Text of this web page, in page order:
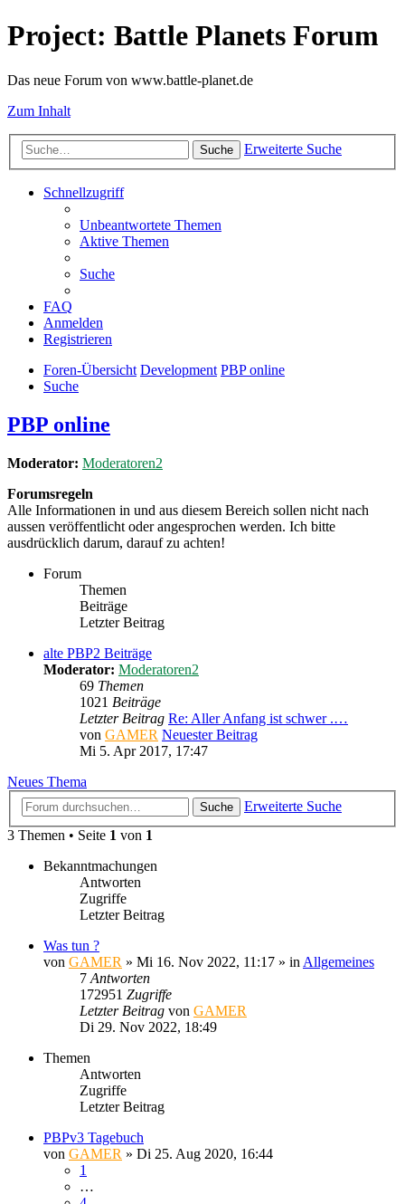
Project: Battle Planets Forum
Das neue Forum von www.battle-planet.de
Zum Inhalt
Suche Erweiterte Suche
Schnellzugriff
Unbeantwortete Themen
Aktive Themen
Suche
FAQ
Anmelden
Registrieren
Foren-Übersicht Development PBP online
Suche
PBP online
Moderator: Moderatoren2
Forumsregeln
Alle Informationen in und aus diesem Bereich sollen nicht nach
aussen veröffentlicht oder angesprochen werden. Ich bitte
ausdrücklich darum, darauf zu achten!
Forum
Themen
Beiträge
Letzter Beitrag
alte PBP2 Beiträge
Moderator: Moderatoren2
69 Themen
1021 Beiträge
Letzter Beitrag Re: Aller Anfang ist schwer .…
von GAMER Neuester Beitrag
Mi 5. Apr 2017, 17:47
Neues Thema
Suche
Erweiterte Suche
3 Themen • Seite 1 von 1
Bekanntmachungen
Antworten
Zugriffe
Letzter Beitrag
Was tun ?
von GAMER » Mi 16. Nov 2022, 11:17 » in Allgemeines
7 Antworten
172951 Zugriffe
Letzter Beitrag von GAMER
Di 29. Nov 2022, 18:49
Themen
Antworten
Zugriffe
Letzter Beitrag
PBPv3 Tagebuch
von GAMER » Di 25. Aug 2020, 16:44
1
…